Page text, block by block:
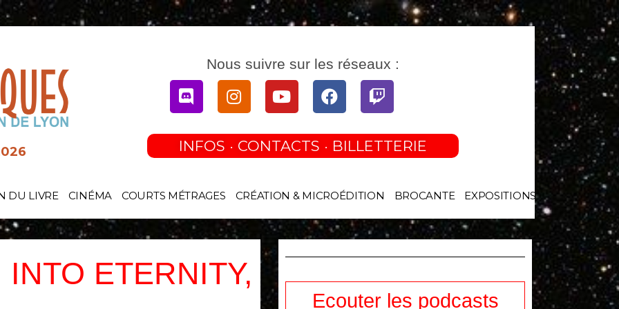
Nous suivre sur les réseaux :
DiscordInstagramYoutubeFacebookTwitch
INFOS · CONTACTS · BILLETTERIE
DU LIVRE CINÉMA COURTS MÉTRAGES CRÉATION & MICROÉDITION BROCANTE EXPOSITIONS
ETERNITY,
Ecouter les podcasts